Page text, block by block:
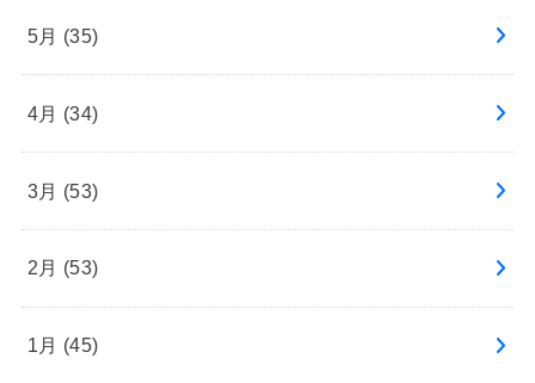
5月 (35)
4月 (34)
3月 (53)
2月 (53)
1月 (45)